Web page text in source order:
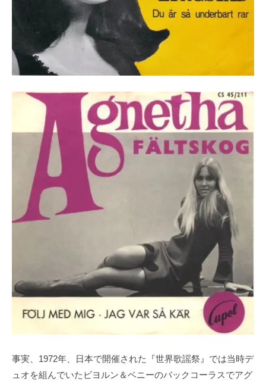
事実、1972年、日本で開催された『世界歌謡祭』では当時デ
ュオを組んでいたビヨルン＆ベニーのバックコーラスでアグ